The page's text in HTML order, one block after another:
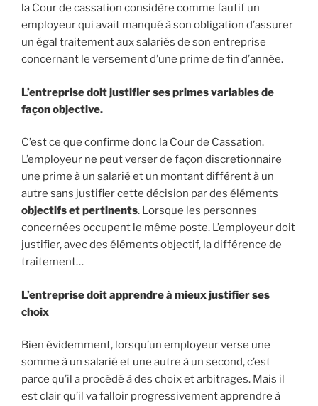
la Cour de cassation considère comme fautif un
employeur qui avait manqué à son obligation d’assurer
un égal traitement aux salariés de son entreprise
concernant le versement d’une prime de fin d’année.
L’entreprise doit justifier ses primes variables de
façon objective.
C’est ce que confirme donc la Cour de Cassation.
L’employeur ne peut verser de façon discretionnaire
une prime à un salarié et un montant différent à un
autre sans justifier cette décision par des éléments
objectifs et pertinents. Lorsque les personnes
concernées occupent le même poste. L’employeur doit
justifier, avec des éléments objectif, la différence de
traitement…
L’entreprise doit apprendre à mieux justifier ses
choix
Bien évidemment, lorsqu’un employeur verse une
somme à un salarié et une autre à un second, c’est
parce qu’il a procédé à des choix et arbitrages. Mais il
est clair qu’il va falloir progressivement apprendre à